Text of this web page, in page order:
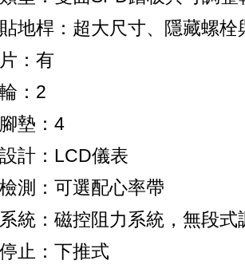
地桿：超大尺寸、隱藏螺栓
：有
：2
墊：4
計：LCD儀表
測：可選配心率帶
統：磁控阻力系統，無段式
止：下推式